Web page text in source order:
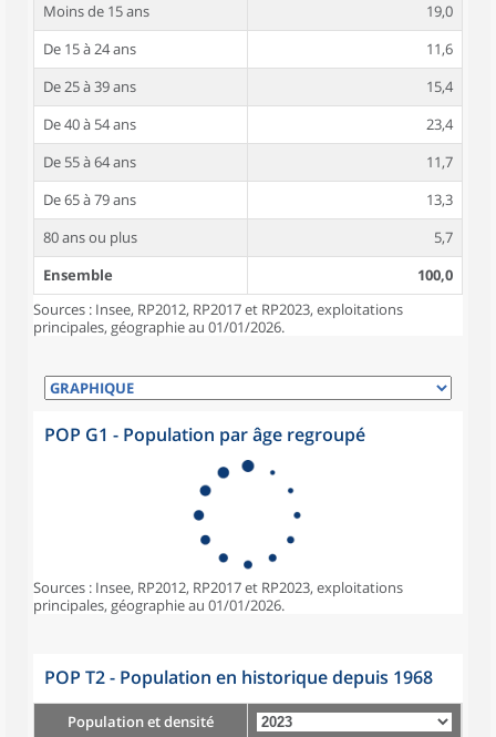
Moins de 15 ans
19,0
De 15 à 24 ans
11,6
De 25 à 39 ans
15,4
De 40 à 54 ans
23,4
De 55 à 64 ans
11,7
De 65 à 79 ans
13,3
80 ans ou plus
5,7
Ensemble
100,0
Sources : Insee, RP2012, RP2017 et RP2023, exploitations
principales, géographie au 01/01/2026.
POP G1 - Population par âge regroupé
Sources : Insee, RP2012, RP2017 et RP2023, exploitations
principales, géographie au 01/01/2026.
POP T2 - Population en historique depuis 1968
Population et densité